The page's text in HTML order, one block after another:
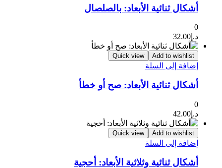
أشكال ثنائية الأبعاد: بالصلصال
0
د.إ 32.00
Add to wishlist
Quick view
إضافة إلى السلة
أشكال ثنائية الأبعاد: صح أو خطأ
0
د.إ 42.00
Add to wishlist
Quick view
إضافة إلى السلة
أشكال ثنائية وثلاثية الأبعاد: أحجية